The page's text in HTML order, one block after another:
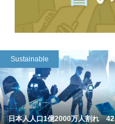
Sustainable
日本人人口1億2000万人割れ 42